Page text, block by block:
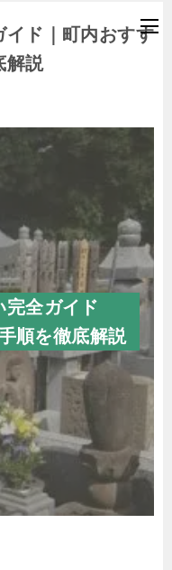
イド｜町内おすす
解説
完全ガイド
順を徹底解説